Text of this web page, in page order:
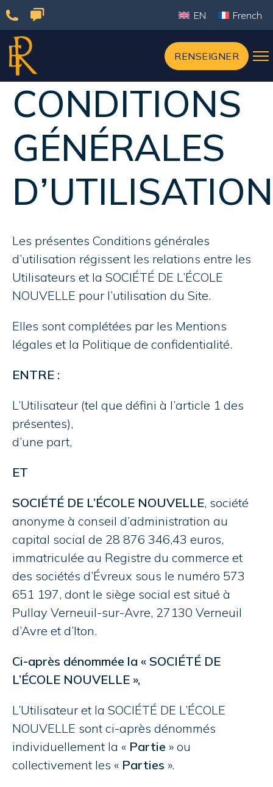
Passer
au
contenu
EN French
RENSEIGNER
CONDITIONS
GÉNÉRALES
D’UTILISATION
Les présentes Conditions générales
d’utilisation régissent les relations entre les
Utilisateurs et la SOCIÉTÉ DE L’ÉCOLE
NOUVELLE pour l’utilisation du Site.
Elles sont complétées par les Mentions
légales et la Politique de confidentialité.
ENTRE :
L’Utilisateur (tel que défini à l’article 1 des
présentes),
d’une part,
ET
SOCIÉTÉ DE L’ÉCOLE NOUVELLE, société
anonyme à conseil d’administration au
capital social de 28 876 346,43 euros,
immatriculée au Registre du commerce et
des sociétés d’Évreux sous le numéro 573
651 197, dont le siège social est situé à
Pullay Verneuil-sur-Avre, 27130 Verneuil
d’Avre et d’Iton.
Ci-après dénommée la « SOCIÉTÉ DE
L’ÉCOLE NOUVELLE »,
L’Utilisateur et la SOCIÉTÉ DE L’ÉCOLE
NOUVELLE sont ci-après dénommés
individuellement la « Partie » ou
collectivement les « Parties ».